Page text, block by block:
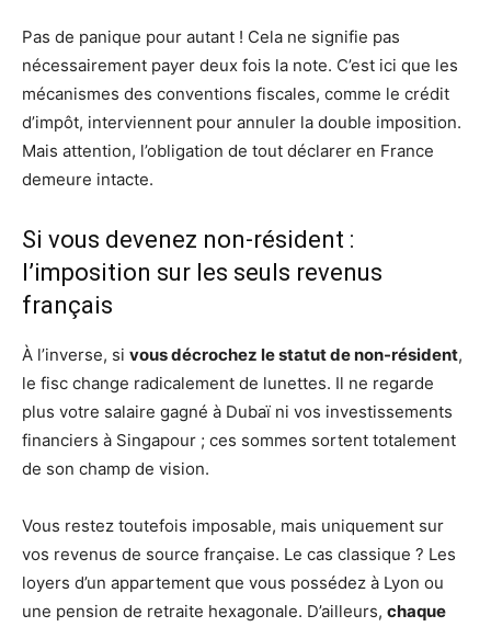
Pas de panique pour autant ! Cela ne signifie pas
nécessairement payer deux fois la note. C’est ici que les
mécanismes des conventions fiscales, comme le crédit
d’impôt, interviennent pour annuler la double imposition.
Mais attention, l’obligation de tout déclarer en France
demeure intacte.
Si vous devenez non-résident :
l’imposition sur les seuls revenus
français
À l’inverse, si vous décrochez le statut de non-résident,
le fisc change radicalement de lunettes. Il ne regarde
plus votre salaire gagné à Dubaï ni vos investissements
financiers à Singapour ; ces sommes sortent totalement
de son champ de vision.
Vous restez toutefois imposable, mais uniquement sur
vos revenus de source française. Le cas classique ? Les
loyers d’un appartement que vous possédez à Lyon ou
une pension de retraite hexagonale. D’ailleurs, chaque